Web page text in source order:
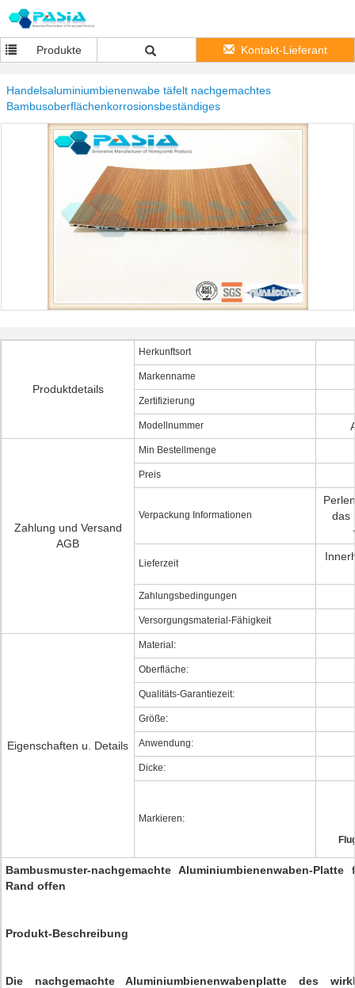
Produkte Kontakt-Lieferant
Handelsaluminiumbienenwabe täfelt nachgemachtes
Bambusoberflächenkorrosionsbeständiges
Produktdetails
Herkunftsort
Markenname
Zertifizierung
Modellnummer
Zahlung und Versand
AGB
Min Bestellmenge
Preis
Verpackung Informationen
das
Lieferzeit
Zahlungsbedingungen
Versorgungsmaterial-Fähigkeit
Eigenschaften u. Details
Material:
Oberfläche:
Qualitäts-Garantiezeit:
Größe:
Anwendung:
Dicke:
Markieren:
Bambusmuster-nachgemachte Aluminiumbienenwaben-
Rand offen
Produkt-Beschreibung
Die nachgemachte Aluminiumbienenwabenplatte des